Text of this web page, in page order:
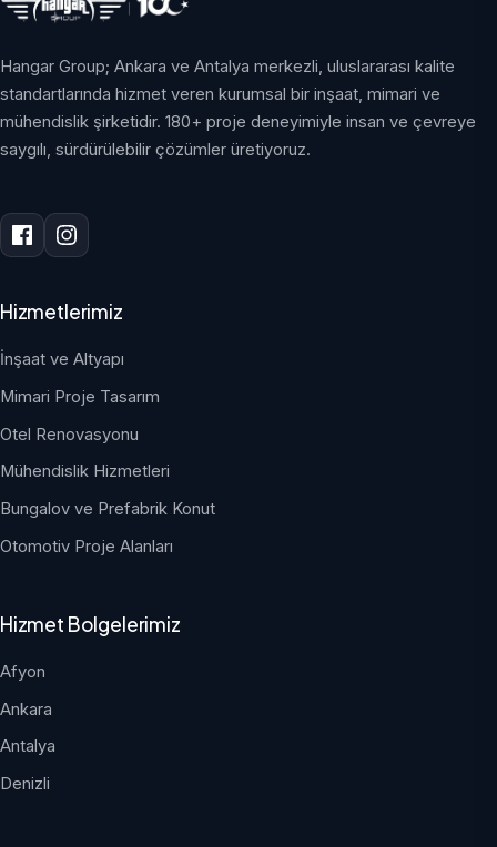
Hangar Group; Ankara ve Antalya merkezli, uluslararası kalite
standartlarında hizmet veren kurumsal bir inşaat, mimari ve
mühendislik şirketidir. 180+ proje deneyimiyle insan ve çevreye
saygılı, sürdürülebilir çözümler üretiyoruz.
Hizmetlerimiz
İnşaat ve Altyapı
Mimari Proje Tasarım
Otel Renovasyonu
Mühendislik Hizmetleri
Bungalov ve Prefabrik Konut
Otomotiv Proje Alanları
Hizmet Bolgelerimiz
Afyon
Ankara
Antalya
Denizli